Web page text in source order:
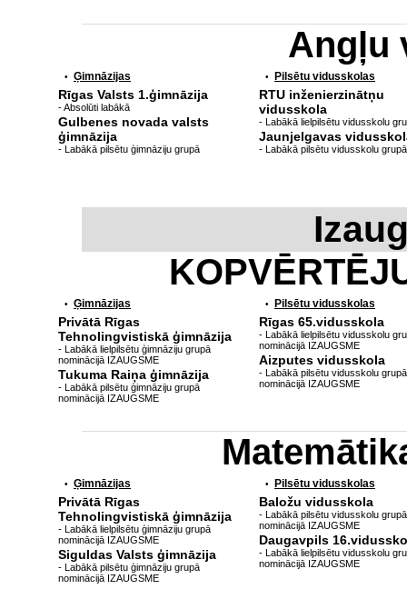
Angļu
• Ģimnāzijas
Rīgas Valsts 1.ģimnāzija
- Absolūti labākā
Gulbenes novada valsts
ģimnāzija
- Labākā pilsētu ģimnāziju grupā
• Pilsētu vidusskolas
RTU inženierzinātņu
vidusskola
- Labākā lielpilsētu vidusskolu
Jaunjelgavas
- Labākā pilsētu vidusskolu grupā
• Ģimnāzijas
Privātā Rīgas
Tehnolingvistiskā ģimnāzija
- Labākā lielpilsētu ģimnāziju grupā
nominācijā IZAUGSME
Tukuma Raiņa ģimnāzija
- Labākā pilsētu ģimnāziju grupā
nominācijā IZAUGSME
• Pilsētu vidusskolas
Rīgas 65.vidusskola
- Labākā lielpilsētu vidusskolu
nominācijā IZAUGSME
Aizputes vidusskola
- Labākā pilsētu vidusskolu grupā
nominācijā IZAUGSME
• Ģimnāzijas
Privātā Rīgas
Tehnolingvistiskā ģimnāzija
- Labākā lielpilsētu ģimnāziju grupā
nominācijā IZAUGSME
Siguldas Valsts ģimnāzija
- Labākā pilsētu ģimnāziju grupā
nominācijā IZAUGSME
• Pilsētu vidusskolas
Baložu vidusskola
- Labākā pilsētu vidusskolu grupā
nominācijā IZAUGSME
Daugavpils
- Labākā lielpilsētu vidusskolu
nominācijā IZAUGSME